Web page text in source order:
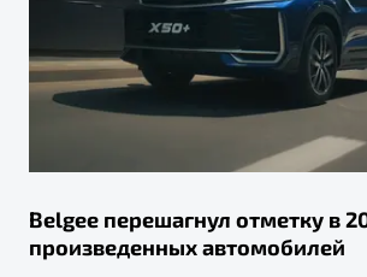
Belgee перешагнул отметку в
произведенных автомобилей